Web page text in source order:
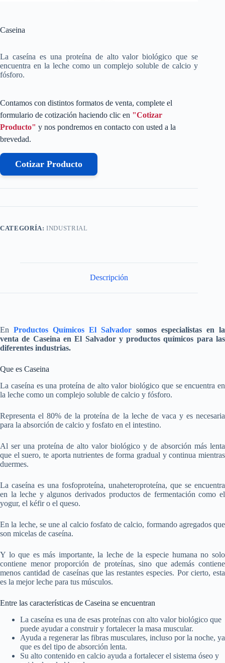
Caseina
La caseína es una proteína de alto valor biológico que se
encuentra en la leche como un complejo soluble de calcio y
fósforo.
Contamos con distintos formatos de venta, complete el
formulario de cotización haciendo clic en "Cotizar
Producto" y nos pondremos en contacto con usted a la
brevedad.
Cotizar Producto
CATEGORÍA:INDUSTRIAL
Descripción
En Productos Químicos El Salvador somos especialistas en la
venta de Caseina en El Salvador y productos químicos para las
diferentes industrias.
Que es Caseina
La caseína es una proteína de alto valor biológico que se encuentra en
la leche como un complejo soluble de calcio y fósforo.
Representa el 80% de la proteína de la leche de vaca y es necesaria
para la absorción de calcio y fosfato en el intestino.
Al ser una proteína de alto valor biológico y de absorción más lenta
que el suero, te aporta nutrientes de forma gradual y continua mientras
duermes.
La caseína es una fosfoproteína, unaheteroproteína, que se encuentra
en la leche y algunos derivados productos de fermentación como el
yogur, el kéfir o el queso.
En la leche, se une al calcio fosfato de calcio, formando agregados que
son micelas de caseína.
Y lo que es más importante, la leche de la especie humana no solo
contiene menor proporción de proteínas, sino que además contiene
menos cantidad de caseínas que las restantes especies. Por cierto, esta
es la mejor leche para tus músculos.
Entre las características de Caseina se encuentran
La caseína es una de esas proteínas con alto valor biológico que
puede ayudar a construir y fortalecer la masa muscular.
Ayuda a regenerar las fibras musculares, incluso por la noche, ya
que es del tipo de absorción lenta.
Su alto contenido en calcio ayuda a fortalecer el sistema óseo y